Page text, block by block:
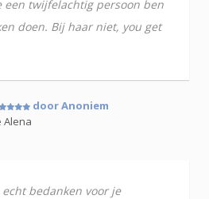
een twijfelachtig persoon ben
doen. Bij haar niet, you get
door Anoniem
bedanken voor je